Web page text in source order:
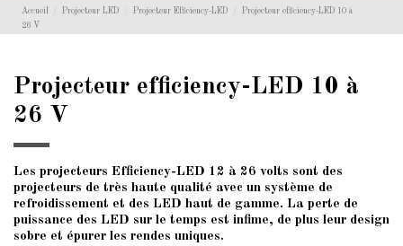
Accueil Projecteur LED Projecteur Efficiency-LED
Projecteur efficiency-LED 10 à
26 V
Projecteur efficiency-LED 10 à
26 V
Les projecteurs Efficiency-LED 12 à 26 volts sont des
projecteurs de très haute qualité avec un système de
refroidissement et des LED haut de gamme. La perte de
puissance des LED sur le temps est infime, de plus leur design
sobre et épurer les rendes uniques.